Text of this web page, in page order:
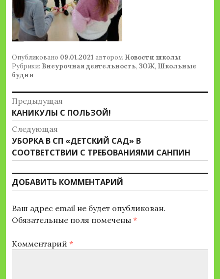
Опубликовано 09.01.2021 автором Новости школы
Рубрики: Внеурочная деятельность, ЗОЖ, Школьные
будни
Навигация
по
записям
Предыдущая
Предыдущая
запись:
КАНИКУЛЫ С ПОЛЬЗОЙ!
Следующая
Следующая
запись:
УБОРКА В СП «ДЕТСКИЙ САД» В
СООТВЕТСТВИИ С ТРЕБОВАНИЯМИ САНПИН
ДОБАВИТЬ КОММЕНТАРИЙ
Ваш адрес email не будет опубликован.
Обязательные поля помечены *
Комментарий *